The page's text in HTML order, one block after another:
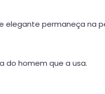
permaneça na
do homem que a usa.